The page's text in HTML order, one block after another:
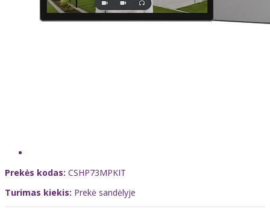
Prekės kodas: CSHP73MPKIT
Turimas kiekis: Prekė sandėlyje